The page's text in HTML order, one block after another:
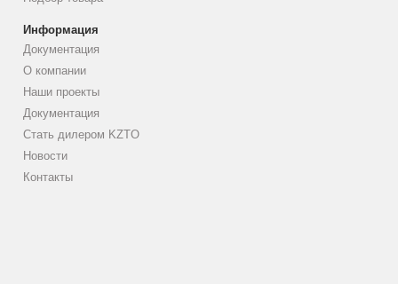
Информация
Документация
О компании
Наши проекты
Документация
Стать дилером KZTO
Новости
Контакты